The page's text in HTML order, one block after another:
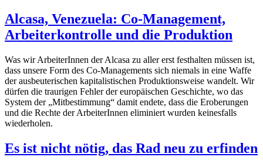
Alcasa, Venezuela: Co-Management,
Arbeiterkontrolle und die Produktion
Was wir ArbeiterInnen der Alcasa zu aller erst festhalten müssen ist,
dass unsere Form des Co-Managements sich niemals in eine Waffe
der ausbeuterischen kapitalistischen Produktionsweise wandelt. Wir
dürfen die traurigen Fehler der europäischen Geschichte, wo das
System der „Mitbestimmung“ damit endete, dass die Eroberungen
und die Rechte der ArbeiterInnen eliminiert wurden keinesfalls
wiederholen.
Es ist nicht nötig, das Rad neu zu erfinden